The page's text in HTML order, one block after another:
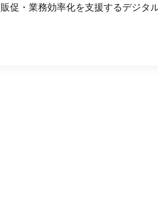
促・業務効率化を支援するデジタ